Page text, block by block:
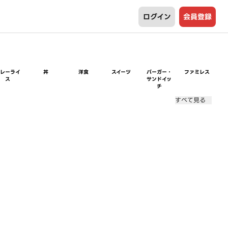
ログイン 会員登録
ーライ
ス
丼 洋食 スイーツ
バーガー・
サンドイッ
チ
ファミレス
すべて見る